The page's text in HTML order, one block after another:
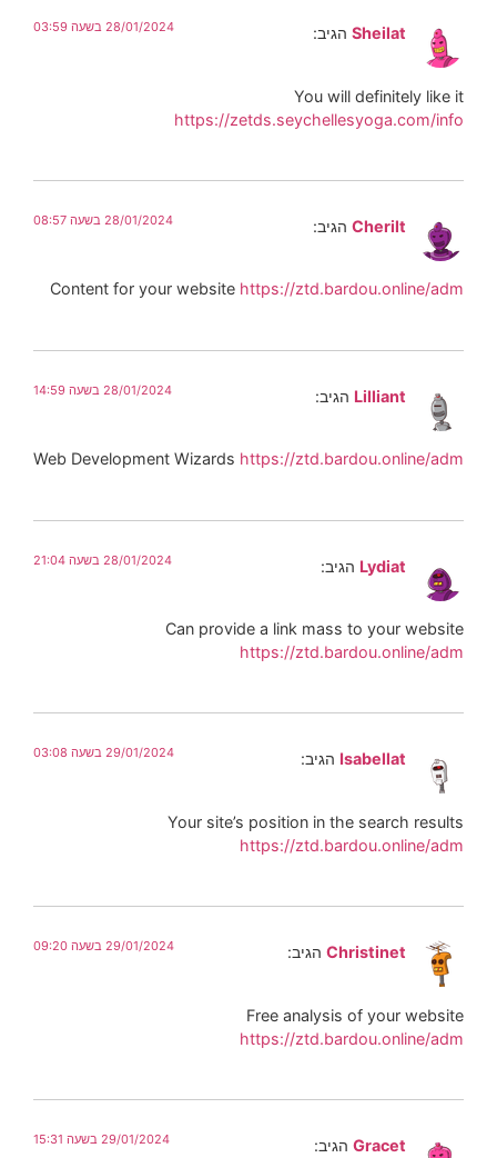
Sheilat הגיב: 28/01/2024 בשעה 03:59
You will definitely like it
https://zetds.seychellesyoga.com/info
Cherilt הגיב: 28/01/2024 בשעה 08:57
Content for your website https://ztd.bardou.online/adm
Lilliant הגיב: 28/01/2024 בשעה 14:59
Web Development Wizards https://ztd.bardou.online/adm
Lydiat הגיב: 28/01/2024 בשעה 21:04
Can provide a link mass to your website
https://ztd.bardou.online/adm
Isabellat הגיב: 29/01/2024 בשעה 03:08
Your site’s position in the search results
https://ztd.bardou.online/adm
Christinet הגיב: 29/01/2024 בשעה 09:20
Free analysis of your website
https://ztd.bardou.online/adm
Gracet הגיב: 29/01/2024 בשעה 15:31